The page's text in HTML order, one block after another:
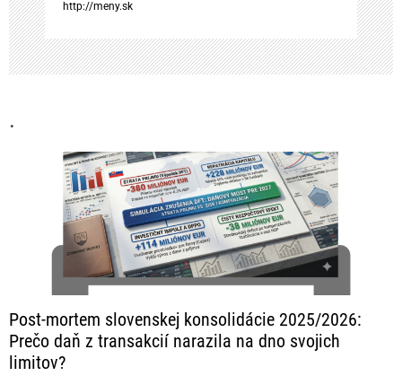
k
u
http://meny.sk
.
Post-mortem slovenskej konsolidácie 2025/2026:
Prečo daň z transakcií narazila na dno svojich
limitov?